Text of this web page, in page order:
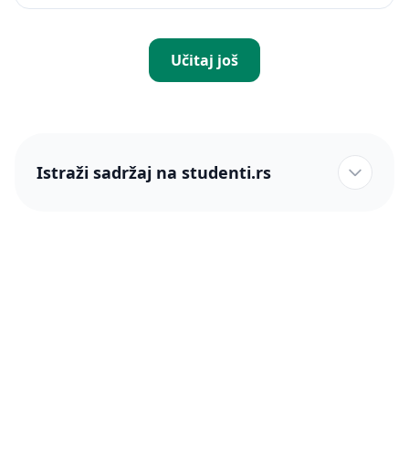
Učitaj još
Istraži sadržaj na studenti.rs